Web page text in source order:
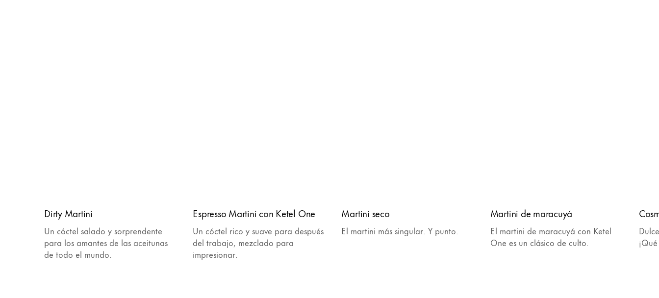
Dirty Martini
Un cóctel salado y sorprendente
para los amantes de las aceitunas
de todo el mundo.
Espresso Martini con Ketel One
Un cóctel rico y suave para después
del trabajo, mezclado para
impresionar.
Martini seco
El martini más singular. Y punto.
Martini de maracuyá
El martini de maracuyá con Ketel
One es un clásico de culto.